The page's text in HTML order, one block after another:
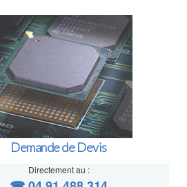
Demande de Devis
Directement au :